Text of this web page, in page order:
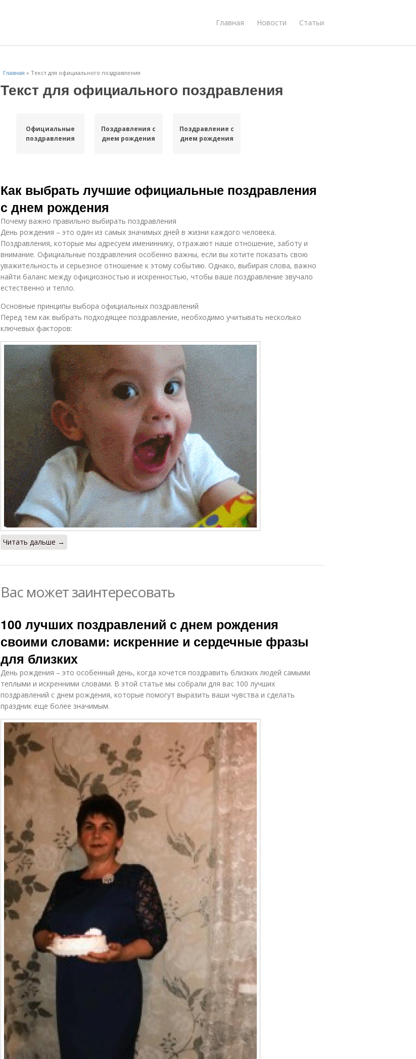
Главная Новости Статьи
Главная » Текст для официального поздравления
Текст для официального поздравления
Официальные
поздравления
Поздравления с
днем рождения
Поздравление с
днем рождения
Как выбрать лучшие официальные поздравления
с днем рождения
Почему важно правильно выбирать поздравления
День рождения – это один из самых значимых дней в жизни каждого человека.
Поздравления, которые мы адресуем имениннику, отражают наше отношение, заботу и
внимание. Официальные поздравления особенно важны, если вы хотите показать свою
уважительность и серьезное отношение к этому событию. Однако, выбирая слова, важно
найти баланс между официозностью и искренностью, чтобы ваше поздравление звучало
естественно и тепло.
Основные принципы выбора официальных поздравлений
Перед тем как выбрать подходящее поздравление, необходимо учитывать несколько
ключевых факторов:
Читать дальше →
Вас может заинтересовать
100 лучших поздравлений с днем рождения
своими словами: искренние и сердечные фразы
для близких
День рождения – это особенный день, когда хочется поздравить близких людей самыми
теплыми и искренними словами. В этой статье мы собрали для вас 100 лучших
поздравлений с днем рождения, которые помогут выразить ваши чувства и сделать
праздник еще более значимым.